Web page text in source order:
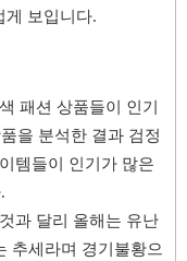
게 보입니다.
패션 상품들이 인기
을 분석한 결과 검정
템들이 인기가 많은
과 달리 올해는 유난
추세라며 경기불황으